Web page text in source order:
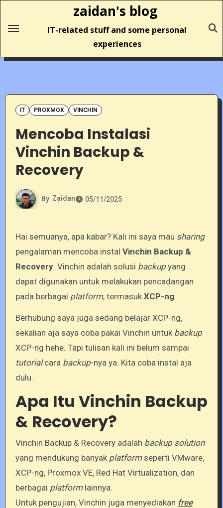
content
zaidan's blog
IT-related stuff and some personal
experiences
IT PROXMOX VINCHIN
Mencoba Instalasi
Vinchin Backup &
Recovery
By Zaidan 05/11/2025
Hai semuanya, apa kabar? Kali ini saya mau sharing
pengalaman mencoba instal Vinchin Backup &
Recovery. Vinchin adalah solusi backupyang
dapat digunakan untuk melakukan pencadangan
pada berbagai platform, termasuk XCP-ng.
Berhubung saya juga sedang belajar XCP-ng,
sekalian aja saya coba pakai Vinchin untuk backup
XCP-ng hehe. Tapi tulisan kali ini belum sampai
tutorialcara backup-nya ya. Kita coba instal aja
dulu.
Apa Itu Vinchin Backup
& Recovery?
Vinchin Backup & Recovery adalah backup solution
yang mendukung banyak platformseperti VMware,
XCP-ng, Proxmox VE, Red Hat Virtualization, dan
berbagai platformlainnya.
Untuk pengujian, Vinchin juga menyediakan free